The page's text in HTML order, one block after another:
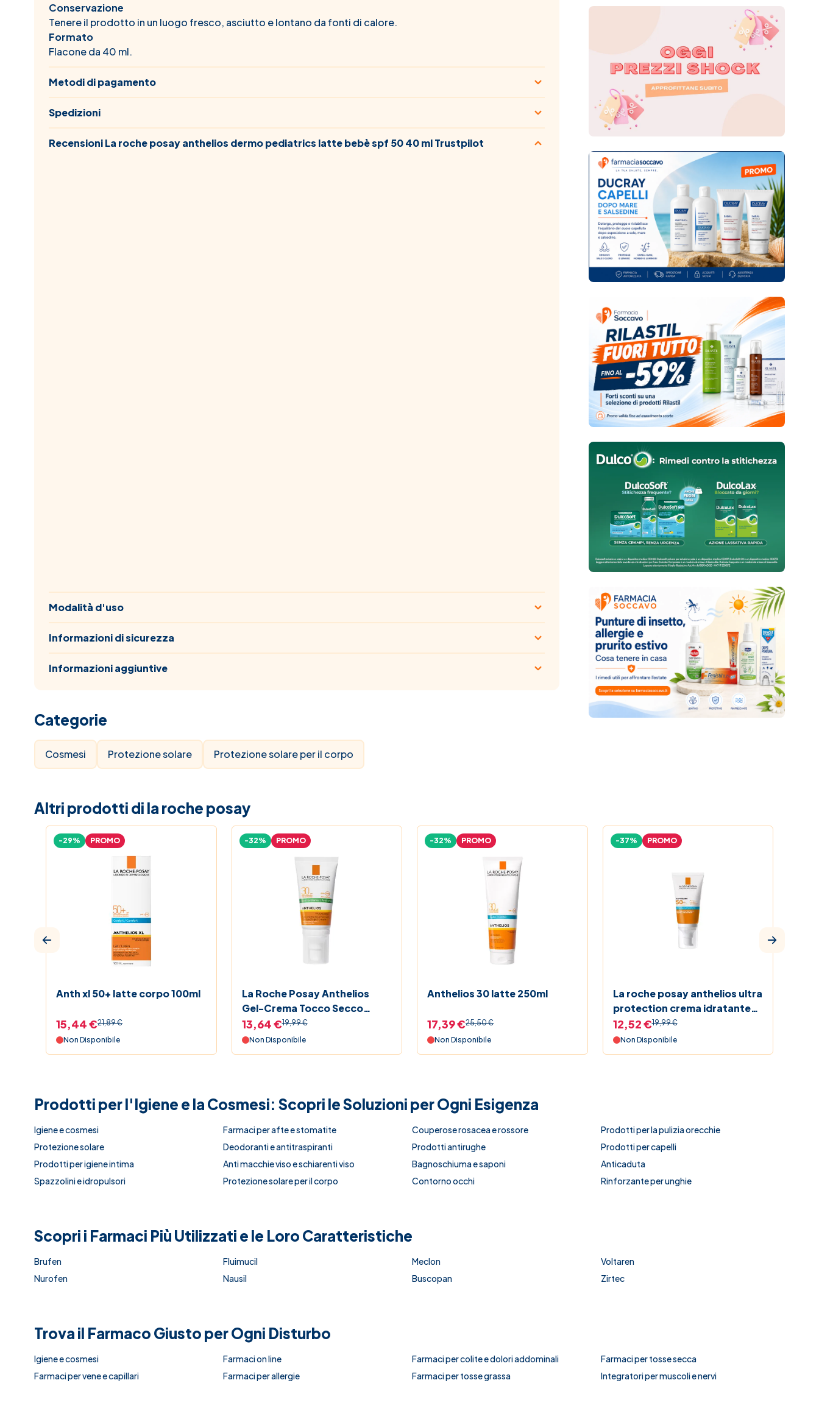
Conservazione
Tenere il prodotto in un luogo fresco, asciutto e lontano da fonti di calore.
Formato
Flacone da 40 ml.
Metodi di pagamento
Spedizioni
Recensioni La roche posay anthelios dermo pediatrics latte bebè spf 50 40 ml Trustpilot
Modalità d'uso
Informazioni di sicurezza
Informazioni aggiuntive
Categorie
Cosmesi Protezione solare Protezione solare per il corpo
Altri prodotti di la roche posay
Anth xl 50+ latte corpo 100ml
-29% PROMO
15,44 €21,89 €
Non Disponibile
La Roche Posay Anthelios
Gel-Crema Tocco Secco
Antilucidità SPF 30
Protezione Viso 50 ml
-32% PROMO
13,64 €19,99 €
Non Disponibile
Anthelios 30 latte 250ml
-32% PROMO
17,39 €25,50 €
Non Disponibile
La roche posay anthelios ultra
protection crema idratante
-37% PROMO
12,52 €19,99 €
Non Disponibile
Prodotti per l'Igiene e la Cosmesi: Scopri le Soluzioni per Ogni Esigenza
Igiene e cosmesi Farmaci per afte e stomatite Couperose rosacea e rossore
Prodotti per la pulizia orecchie
Protezione solare
Deodoranti e antitraspiranti Prodotti antirughe
Prodotti per capelli
Prodotti per igiene intima
Anti macchie viso e schiarenti viso Bagnoschiuma e saponi
Anticaduta
Spazzolini e idropulsori
Protezione solare per il corpo Contorno occhi Rinforzante per unghie
Scopri i Farmaci Più Utilizzati e le Loro Caratteristiche
Brufen Fluimucil Meclon
Voltaren
Nurofen
Nausil Buscopan Zirtec
Trova il Farmaco Giusto per Ogni Disturbo
Igiene e cosmesi Farmaci on line Farmaci per colite e dolori addominali
Farmaci per tosse secca
Farmaci per vene e capillari
Farmaci per allergie Farmaci per tosse grassa Integratori per muscoli e nervi